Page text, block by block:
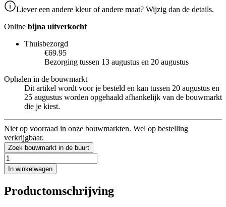
Liever een andere kleur of andere maat? Wijzig dan de details.
Online bijna uitverkocht
Thuisbezorgd
€69.95
Bezorging tussen 13 augustus en 20 augustus
Ophalen in de bouwmarkt
Dit artikel wordt voor je besteld en kan tussen 20 augustus en
25 augustus worden opgehaald afhankelijk van de bouwmarkt
die je kiest.
Niet op voorraad in onze bouwmarkten. Wel op bestelling
verkrijgbaar.
Zoek bouwmarkt in de buurt
In winkelwagen
Productomschrijving